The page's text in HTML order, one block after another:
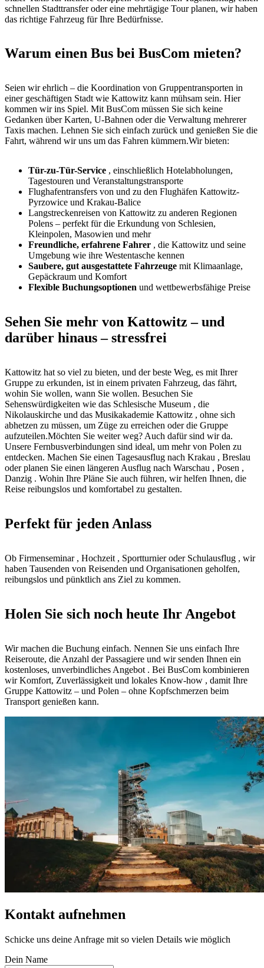
schnellen Stadttransfer oder eine mehrtägige Tour planen, wir haben
das richtige Fahrzeug für Ihre Bedürfnisse.
Warum einen Bus bei BusCom mieten?
Seien wir ehrlich – die Koordination von Gruppentransporten in
einer geschäftigen Stadt wie Kattowitz kann mühsam sein. Hier
kommen wir ins Spiel. Mit BusCom müssen Sie sich keine
Gedanken über Karten, U-Bahnen oder die Verwaltung mehrerer
Taxis machen. Lehnen Sie sich einfach zurück und genießen Sie die
Fahrt, während wir uns um das Fahren kümmern.Wir bieten:
Tür-zu-Tür-Service , einschließlich Hotelabholungen,
Tagestouren und Veranstaltungstransporte
Flughafentransfers von und zu den Flughäfen Kattowitz-
Pyrzowice und Krakau-Balice
Langstreckenreisen von Kattowitz zu anderen Regionen
Polens – perfekt für die Erkundung von Schlesien,
Kleinpolen, Masowien und mehr
Freundliche, erfahrene Fahrer , die Kattowitz und seine
Umgebung wie ihre Westentasche kennen
Saubere, gut ausgestattete Fahrzeuge mit Klimaanlage,
Gepäckraum und Komfort
Flexible Buchungsoptionen und wettbewerbsfähige Preise
Sehen Sie mehr von Kattowitz – und
darüber hinaus – stressfrei
Kattowitz hat so viel zu bieten, und der beste Weg, es mit Ihrer
Gruppe zu erkunden, ist in einem privaten Fahrzeug, das fährt,
wohin Sie wollen, wann Sie wollen. Besuchen Sie
Sehenswürdigkeiten wie das Schlesische Museum , die
Nikolauskirche und das Musikakademie Kattowitz , ohne sich
abhetzen zu müssen, um Züge zu erreichen oder die Gruppe
aufzuteilen.Möchten Sie weiter weg? Auch dafür sind wir da.
Unsere Fernbusverbindungen sind ideal, um mehr von Polen zu
entdecken. Machen Sie einen Tagesausflug nach Krakau , Breslau
oder planen Sie einen längeren Ausflug nach Warschau , Posen ,
Danzig . Wohin Ihre Pläne Sie auch führen, wir helfen Ihnen, die
Reise reibungslos und komfortabel zu gestalten.
Perfekt für jeden Anlass
Ob Firmenseminar , Hochzeit , Sportturnier oder Schulausflug , wir
haben Tausenden von Reisenden und Organisationen geholfen,
reibungslos und pünktlich ans Ziel zu kommen.
Holen Sie sich noch heute Ihr Angebot
Wir machen die Buchung einfach. Nennen Sie uns einfach Ihre
Reiseroute, die Anzahl der Passagiere und wir senden Ihnen ein
kostenloses, unverbindliches Angebot . Bei BusCom kombinieren
wir Komfort, Zuverlässigkeit und lokales Know-how , damit Ihre
Gruppe Kattowitz – und Polen – ohne Kopfschmerzen beim
Transport genießen kann.
Kontakt aufnehmen
Schicke uns deine Anfrage mit so vielen Details wie möglich
Dein Name